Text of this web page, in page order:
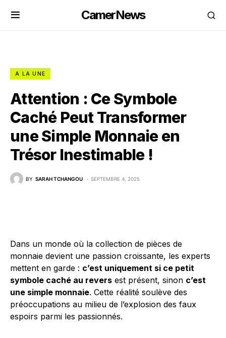
CamerNews
A LA UNE
Attention : Ce Symbole
Caché Peut Transformer
une Simple Monnaie en
Trésor Inestimable !
BY SARAH TCHANGOU SEPTEMBRE 4, 2025
Dans un monde où la collection de pièces de
monnaie devient une passion croissante, les experts
mettent en garde : c’est uniquement si ce petit
symbole caché au revers est présent, sinon c’est
une simple monnaie. Cette réalité soulève des
préoccupations au milieu de l’explosion des faux
espoirs parmi les passionnés.